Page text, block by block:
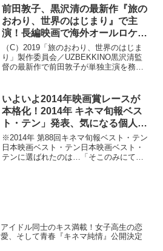
ングコング：髑髏島の巨神』爆音上映決
定！それは簡単な任務のは...
前田敦子、黒沢清の最新作『旅の
おわり、世界のはじまり』で主
演！長編映画で海外オールロケに
初挑戦
（C）2019「旅のおわり、世界のはじま
り」製作委員会／UZBEKKINO黒沢清監
督の最新作で前田敦子が単独主演を務め
式決定し、2019年に全国公開される。本
作は、日本...
いよいよ2014年映画賞レースが
本格化！2014年 キネマ旬報ベス
ト・テン」発表、気になる個人賞
は…?!
※2014年 第88回キネマ旬報ベスト・テン
日本映画ベスト・テン日本映画ベスト・
テンに選ばれたのは…「そこのみにて光
アイドル同士のキス満載！女子高生の恋
愛、そして青春『キネマ純情』公開決定